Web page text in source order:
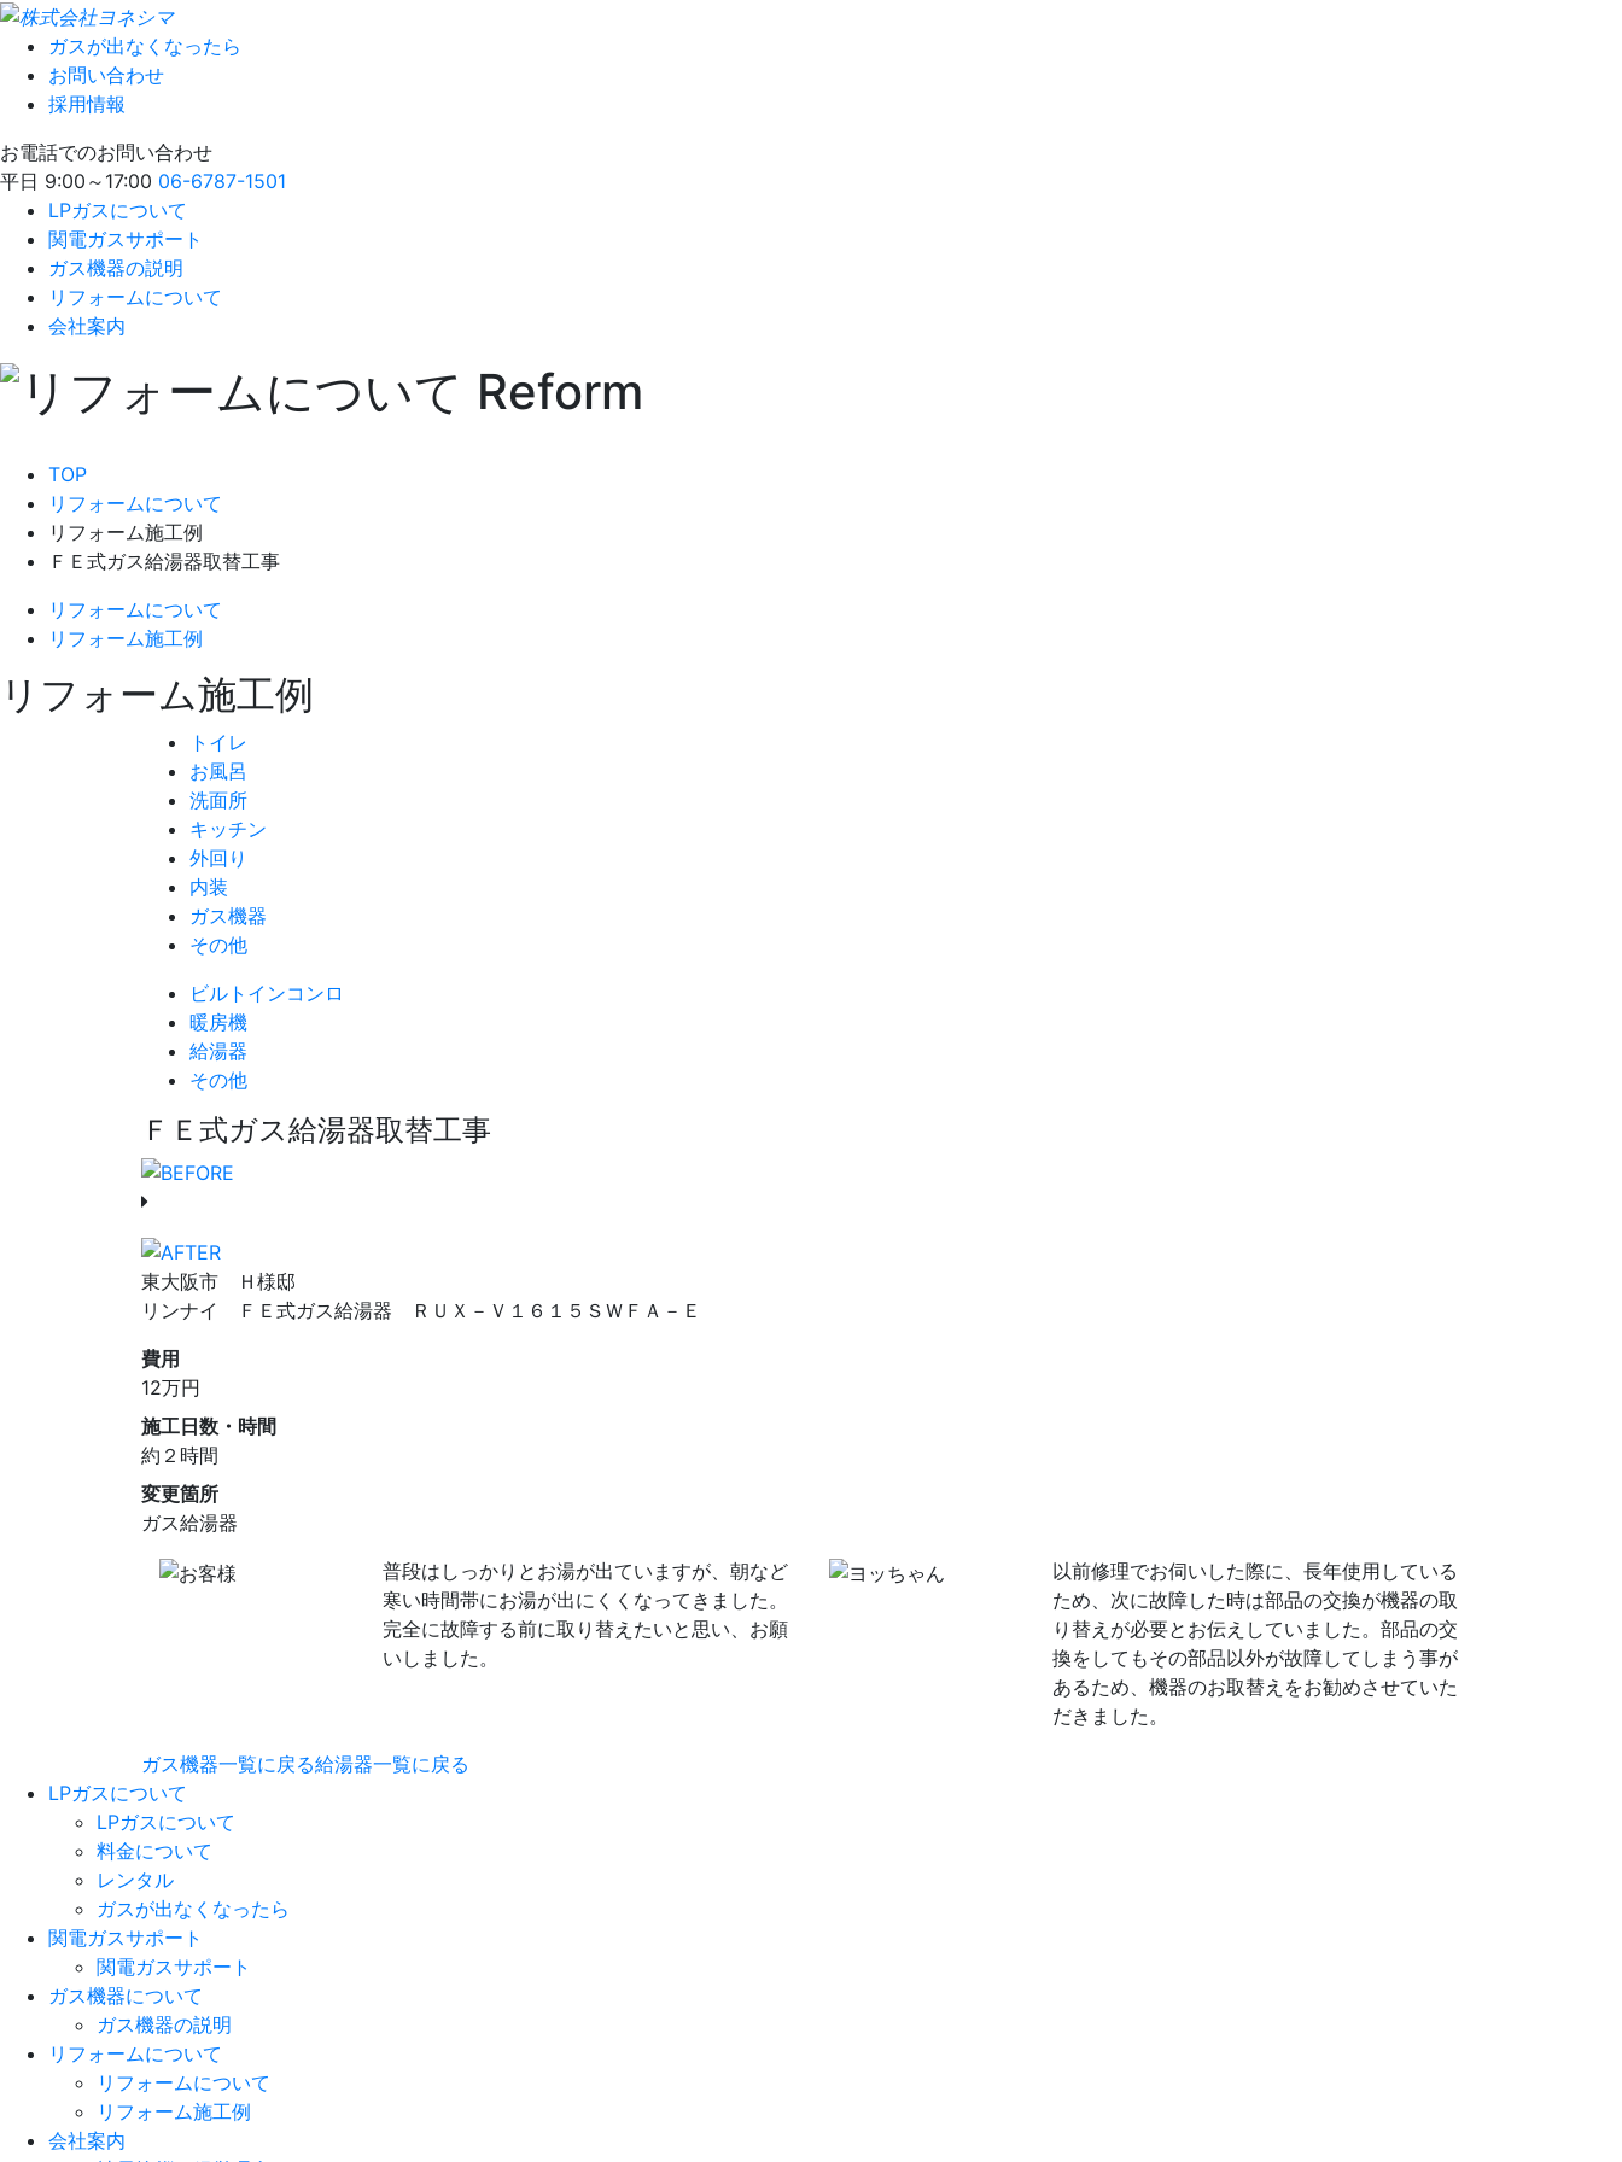
ガスが出なくなったら
お問い合わせ
採用情報
お電話でのお問い合わせ
平日 9:00～17:00 06-6787-1501
LPガスについて
関電ガスサポート
ガス機器の説明
リフォームについて
会社案内
TOP
リフォームについて
リフォーム施工例
ＦＥ式ガス給湯器取替工事
リフォームについて
リフォーム施工例
リフォーム施工例
トイレ
お風呂
洗面所
キッチン
外回り
内装
ガス機器
その他
ビルトインコンロ
暖房機
給湯器
その他
ＦＥ式ガス給湯器取替工事
東大阪市 Ｈ様邸
リンナイ ＦＥ式ガス給湯器 ＲＵＸ－Ｖ１６１５ＳＷＦＡ－Ｅ
費用
12万円
施工日数・時間
約２時間
変更箇所
ガス給湯器
普段はしっかりとお湯が出ていますが、朝など
寒い時間帯にお湯が出にくくなってきました。
完全に故障する前に取り替えたいと思い、お願
いしました。
以前修理でお伺いした際に、長年使用している
ため、次に故障した時は部品の交換が機器の取
り替えが必要とお伝えしていました。部品の交
換をしてもその部品以外が故障してしまう事が
あるため、機器のお取替えをお勧めさせていた
だきました。
ガス機器一覧に戻る給湯器一覧に戻る
LPガスについて
LPガスについて
料金について
レンタル
ガスが出なくなったら
関電ガスサポート
関電ガスサポート
ガス機器について
ガス機器の説明
リフォームについて
リフォームについて
リフォーム施工例
会社案内